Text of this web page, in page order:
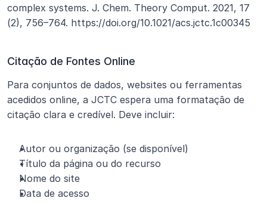
complex systems. J. Chem. Theory Comput. 2021, 17
(2), 756–764. https://doi.org/10.1021/acs.jctc.1c00345
Citação de Fontes Online
Para conjuntos de dados, websites ou ferramentas
acedidos online, a JCTC espera uma formatação de
citação clara e credível. Deve incluir:
Autor ou organização (se disponível)
Título da página ou do recurso
Nome do site
Data de acesso